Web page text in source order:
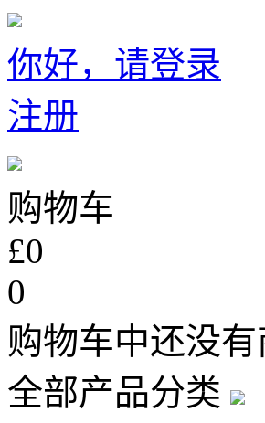
你好，请登录
注册
购物车
£0
0
购物车中还没
全部产品分类